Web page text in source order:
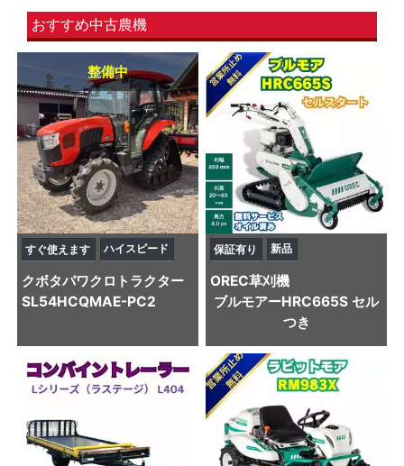
おすすめ中古農機
整備中
すぐ使えます ハイスピード
クボタパワクロトラクター
SL54HCQMAE-PC2
保証有り 新品
OREC草刈機
ブルモアーHRC665S セル
つき